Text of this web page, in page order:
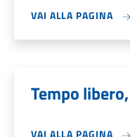
VAI ALLA PAGINA
Tempo
VAI ALLA PAGINA